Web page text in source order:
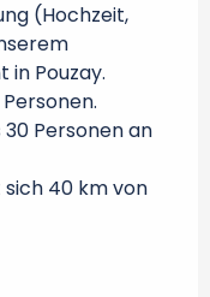
(Hochzeit,
Pouzay.
Personen an
40 km von